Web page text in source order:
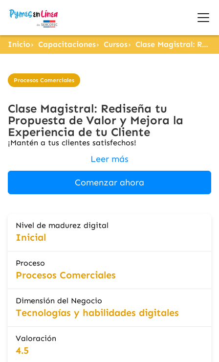
Inicio Capacitaciones Cursos Clase Magistral: Rediseña tu Propuesta de Valor y Mejora la Experiencia de tu Cliente
Procesos Comerciales
Clase Magistral: Rediseña tu
Propuesta de Valor y Mejora la
Experiencia de tu Cliente
¡Mantén a tus clientes satisfechos!
Leer más
Comenzar ahora
Nivel de madurez digital
Inicial
Proceso
Procesos Comerciales
Dimensión del Negocio
Tecnologías y habilidades digitales
Valoración
4.5